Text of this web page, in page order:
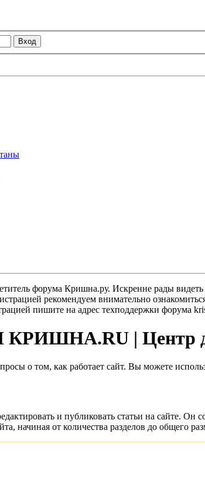
форума Кришна.ру. Искренне рады
рекомендуем внимательно
пишите на адрес техподдержки форума
| Центр
о том, как работает сайт. Вы можете
и публиковать статьи на сайте.
начиная от количества разделов до общего